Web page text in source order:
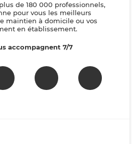
de 180 000 professionnels,
pour vous les meilleurs
maintien à domicile ou vos
en établissement.
accompagnent 7/7